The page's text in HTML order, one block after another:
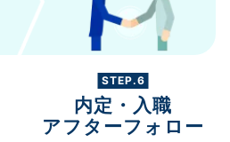
STEP.6
内定・入職
アフターフォロー